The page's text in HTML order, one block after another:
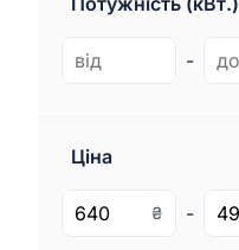
-
Ціна
₴ -